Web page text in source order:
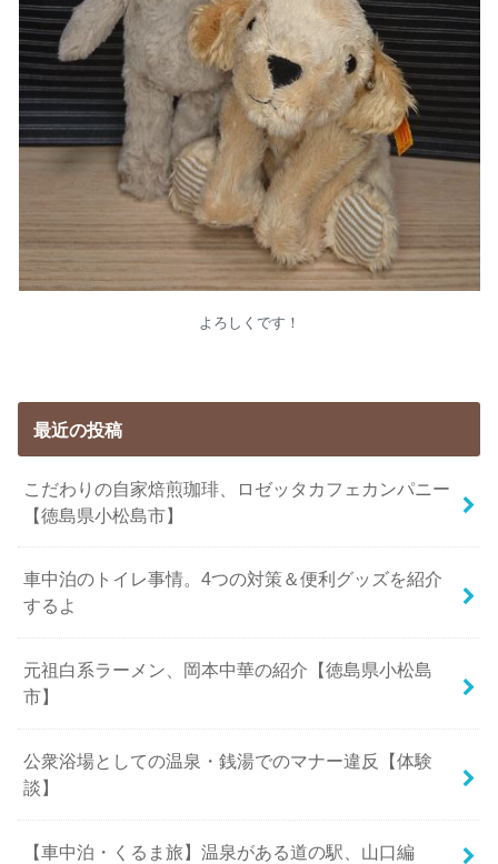
よろしくです！
最近の投稿
こだわりの自家焙煎珈琲、ロゼッタカフェカンパニー
【徳島県小松島市】
車中泊のトイレ事情。4つの対策＆便利グッズを紹介
するよ
元祖白系ラーメン、岡本中華の紹介【徳島県小松島
市】
公衆浴場としての温泉・銭湯でのマナー違反【体験
談】
【車中泊・くるま旅】温泉がある道の駅、山口編